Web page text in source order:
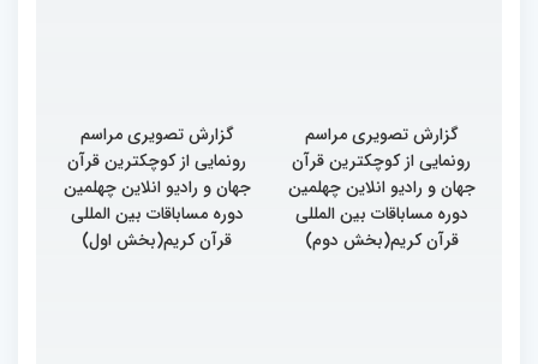
گزارش تصویری مراسم
رونمایی از کوچکترین قرآن
جهان و رادیو انلاین چهلمین
دوره مساباقات بین المللی
قرآن کریم(بخش دوم)
گزارش تصویری مراسم
رونمایی از کوچکترین قرآن
جهان و رادیو انلاین چهلمین
دوره مساباقات بین المللی
قرآن کریم(بخش اول)